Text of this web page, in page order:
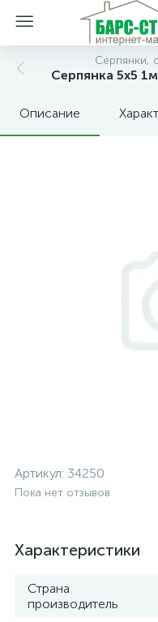
Серпянки,
Серпянка 5х5
Описание
Артикул: 34250
Пока нет отзывов
Характеристики
Страна
производитель